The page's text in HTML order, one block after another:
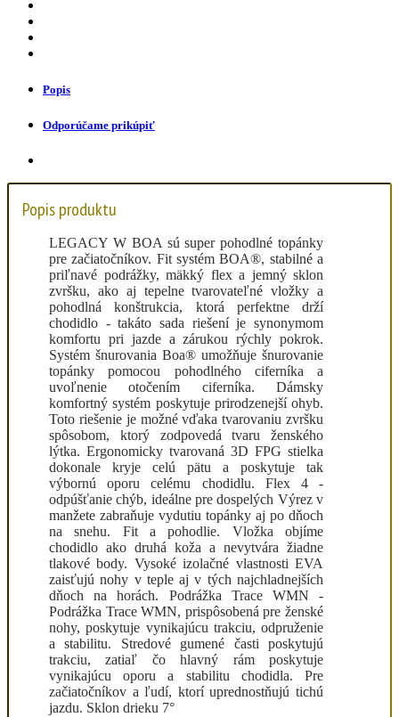
Popis
Odporúčame prikúpiť
Popis produktu
LEGACY W BOA sú super pohodlné topánky
pre začiatočníkov. Fit systém BOA®, stabilné a
priľnavé podrážky, mäkký flex a jemný sklon
zvršku, ako aj tepelne tvarovateľné vložky a
pohodlná konštrukcia, ktorá perfektne drží
chodidlo - takáto sada riešení je synonymom
komfortu pri jazde a zárukou rýchly pokrok.
Systém šnurovania Boa® umožňuje šnurovanie
topánky pomocou pohodlného ciferníka a
uvoľnenie otočením ciferníka. Dámsky
komfortný systém poskytuje prirodzenejší ohyb.
Toto riešenie je možné vďaka tvarovaniu zvršku
spôsobom, ktorý zodpovedá tvaru ženského
lýtka. Ergonomicky tvarovaná 3D FPG stielka
dokonale kryje celú pätu a poskytuje tak
výbornú oporu celému chodidlu. Flex 4 -
odpúšťanie chýb, ideálne pre dospelých Výrez v
manžete zabraňuje vydutiu topánky aj po dňoch
na snehu. Fit a pohodlie. Vložka objíme
chodidlo ako druhá koža a nevytvára žiadne
tlakové body. Vysoké izolačné vlastnosti EVA
zaisťujú nohy v teple aj v tých najchladnejších
dňoch na horách. Podrážka Trace WMN -
Podrážka Trace WMN, prispôsobená pre ženské
nohy, poskytuje vynikajúcu trakciu, odpruženie
a stabilitu. Stredové gumené časti poskytujú
trakciu, zatiaľ čo hlavný rám poskytuje
vynikajúcu oporu a stabilitu chodidla. Pre
začiatočníkov a ľudí, ktorí uprednostňujú tichú
jazdu. Sklon drieku 7°